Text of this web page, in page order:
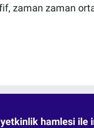
zaman zaman
hamlesi ile